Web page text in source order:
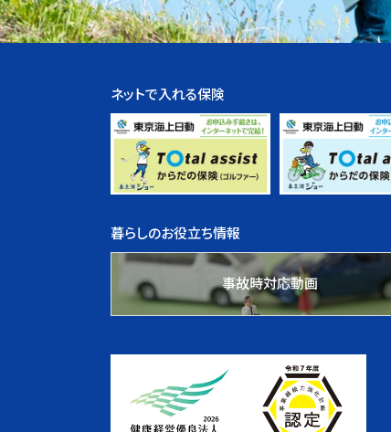
ネットで入れる保険
暮らしのお役立ち情報
事故時対応動画